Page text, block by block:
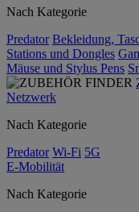
Nach Kategorie
Predator Bekleidung,
Stations und Dongles
Mäuse und Stylus Pens
Netzwerk
Nach Kategorie
Predator Wi-Fi 5G
E-Mobilität
Nach Kategorie